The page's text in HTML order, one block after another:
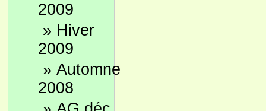
2009
» Hiver
2009
» Automne
2008